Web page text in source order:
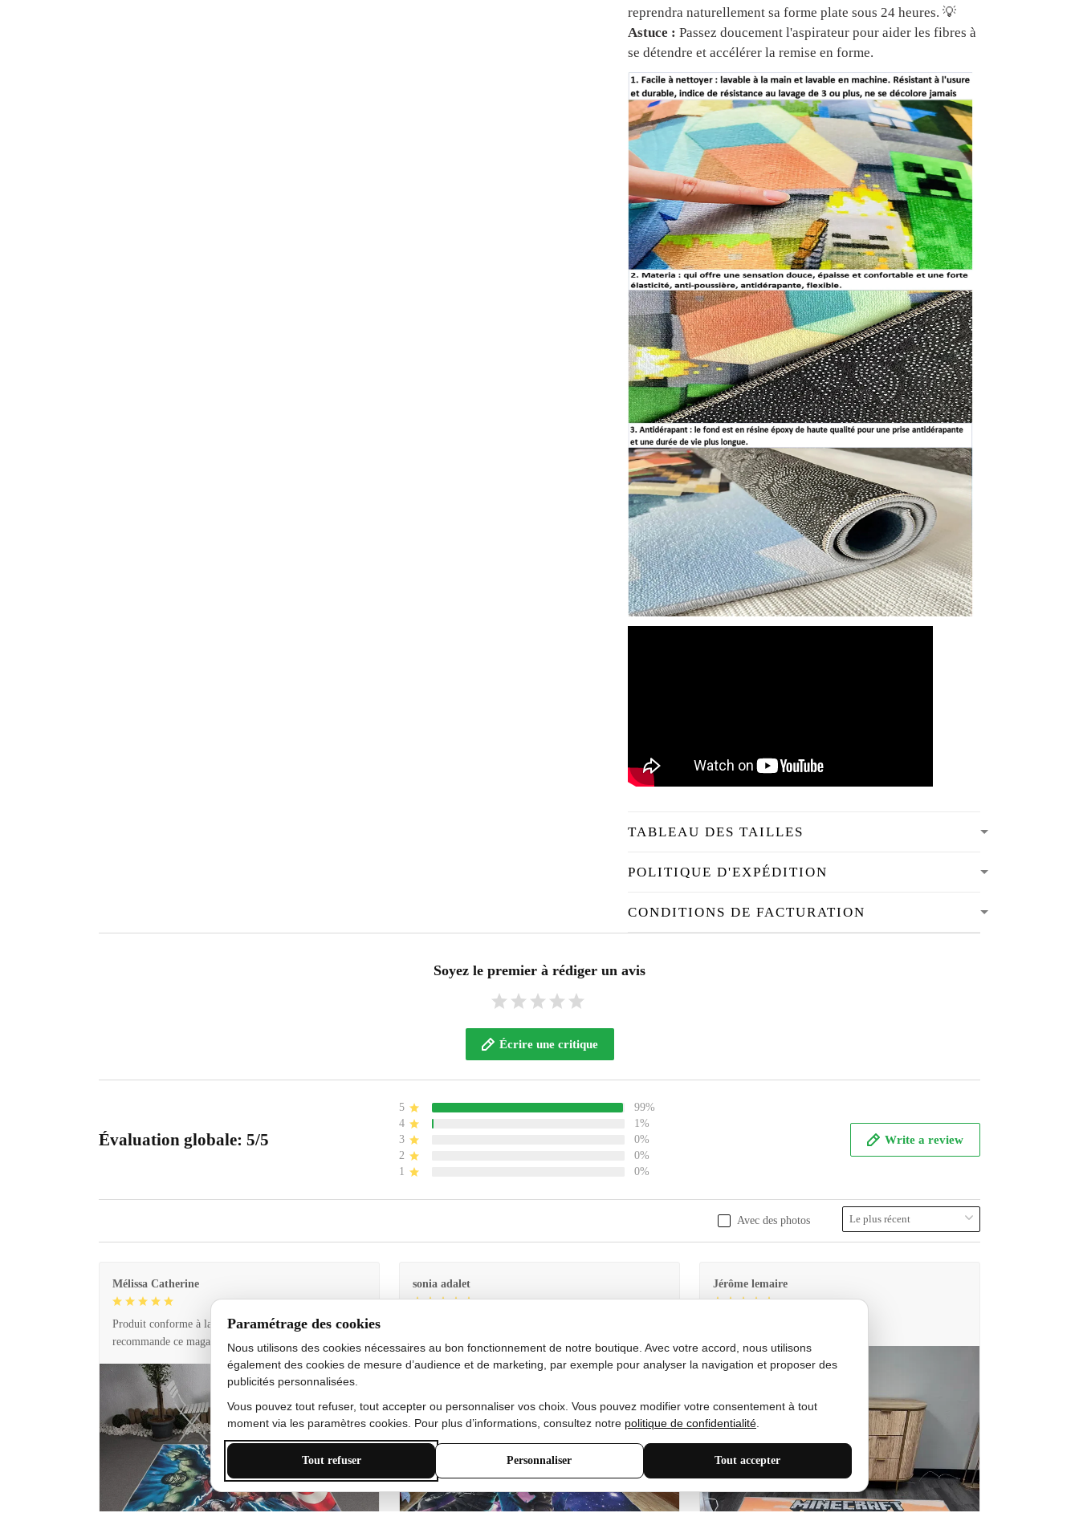
reprendra naturellement sa forme plate sous 24 heures. 💡
Astuce : Passez doucement l'aspirateur pour aider les fibres à
se détendre et accélérer la remise en forme.
TABLEAU DES TAILLES
POLITIQUE D'EXPÉDITION
CONDITIONS DE FACTURATION
Soyez le premier à rédiger un avis
Écrire une critique
Évaluation globale: 5/5
5
99%
4
1%
3
0%
2
0%
1
0%
Write a review
Avec des photos
Mélissa Catherine
Produit conforme à la description et livraison rapide. Je
recommande ce magasin !
sonia adalet
bon état doux
Jérôme lemaire
Paramétrage des cookies
Nous utilisons des cookies nécessaires au bon fonctionnement de notre boutique. Avec votre accord, nous utilisons
également des cookies de mesure d’audience et de marketing, par exemple pour analyser la navigation et proposer des
publicités personnalisées.
Vous pouvez tout refuser, tout accepter ou personnaliser vos choix. Vous pouvez modifier votre consentement à tout
moment via les paramètres cookies. Pour plus d’informations, consultez notre politique de confidentialité
Tout refuser Personnaliser Tout accepter